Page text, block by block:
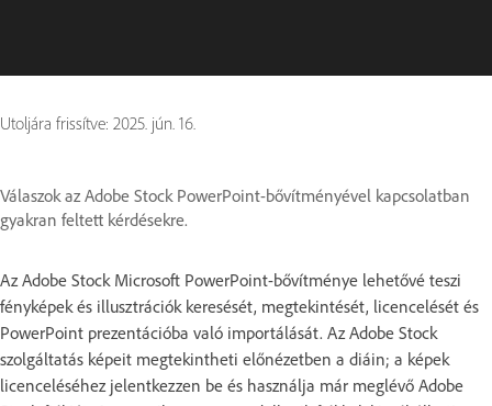
Utoljára frissítve: 2025. jún. 16.
Válaszok az Adobe Stock PowerPoint-bővítményével kapcsolatban
gyakran feltett kérdésekre.
Az Adobe Stock Microsoft PowerPoint-bővítménye lehetővé teszi
fényképek és illusztrációk keresését, megtekintését, licencelését és
PowerPoint prezentációba való importálását. Az Adobe Stock
szolgáltatás képeit megtekintheti előnézetben a diáin; a képek
licenceléséhez jelentkezzen be és használja már meglévő Adobe